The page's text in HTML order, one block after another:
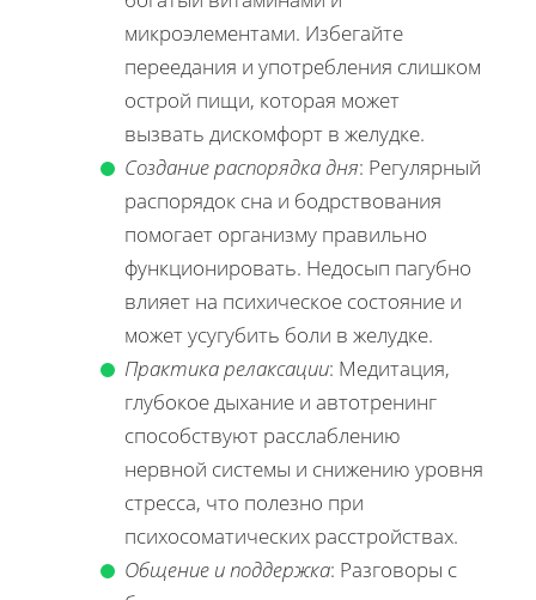
микроэлементами. Избегайте
переедания и употребления слишком
острой пищи, которая может
вызвать дискомфорт в желудке.
Создание распорядка дня: Регулярный
распорядок сна и бодрствования
помогает организму правильно
функционировать. Недосып пагубно
влияет на психическое состояние и
может усугубить боли в желудке.
Практика релаксации: Медитация,
глубокое дыхание и автотренинг
способствуют расслаблению
нервной системы и снижению уровня
стресса, что полезно при
психосоматических расстройствах.
Общение и поддержка: Разговоры с